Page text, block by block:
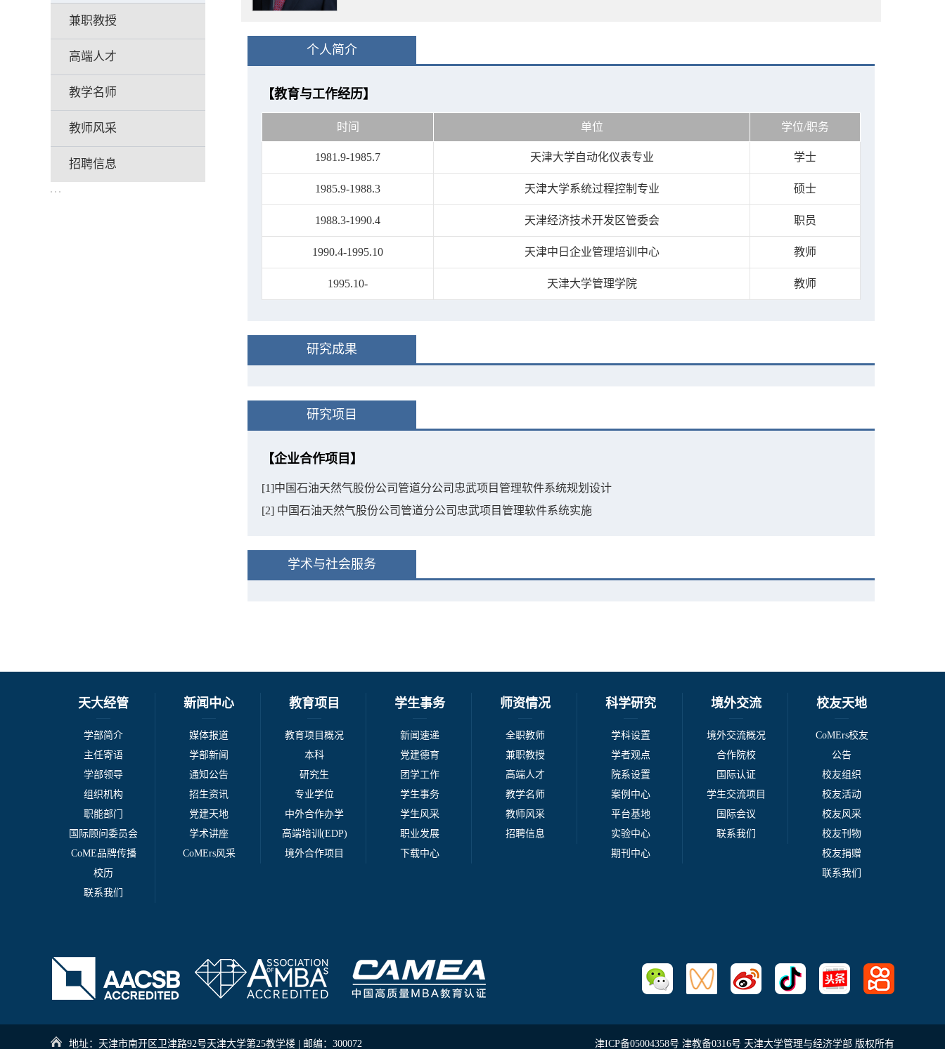
个人简介
【教育与工作经历】
时间 单位 学位/职务
1981.9-1985.7 天津大学自动化仪表专业 学士
1985.9-1988.3 天津大学系统过程控制专业 硕士
1988.3-1990.4 天津经济技术开发区管委会 职员
1990.4-1995.10 天津中日企业管理培训中心 教师
1995.10- 天津大学管理学院 教师
研究成果
研究项目
【企业合作项目】
[1]中国石油天然气股份公司管道分公司忠武项目管理软件系统规划设计
[2] 中国石油天然气股份公司管道分公司忠武项目管理软件系统实施
学术与社会服务
兼职教授
高端人才
教学名师
教师风采
招聘信息
天大经管
学部简介
主任寄语
学部领导
组织机构
职能部门
国际顾问委员会
CoME品牌传播
校历
联系我们
新闻中心
媒体报道
学部新闻
通知公告
招生资讯
党建天地
学术讲座
CoMErs风采
教育项目
教育项目概况
本科
研究生
专业学位
中外合作办学
高端培训(EDP)
境外合作项目
学生事务
新闻速递
党建德育
团学工作
学生事务
学生风采
职业发展
下载中心
师资情况
全职教师
兼职教授
高端人才
教学名师
教师风采
招聘信息
科学研究
学科设置
学者观点
院系设置
案例中心
平台基地
实验中心
期刊中心
境外交流
境外交流概况
合作院校
国际认证
学生交流项目
国际会议
联系我们
校友天地
CoMErs校友
公告
校友组织
校友活动
校友风采
校友刊物
校友捐赠
联系我们
地址：天津市南开区卫津路92号天津大学第25教学楼 | 邮编：300072 津ICP备05004358号 津教备0316号 天津大学管理与经济学部 版权所有